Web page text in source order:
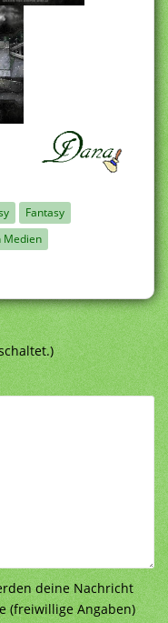
Fantasy
Medien
deine Nachricht
(freiwillige Angaben)